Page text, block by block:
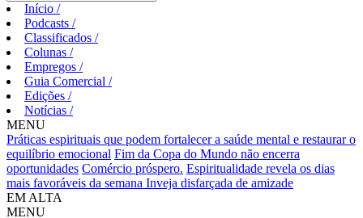
Início /
Podcasts /
Classificados /
Colunas /
Empregos /
Guia Comercial /
Edições /
Notícias /
MENU
Práticas espirituais que podem fortalecer a saúde mental e restaurar o
equilíbrio emocional Fim da Copa do Mundo não encerra
oportunidades Comércio próspero. Espiritualidade revela os dias
mais favoráveis da semana Inveja disfarçada de amizade
EM ALTA
MENU